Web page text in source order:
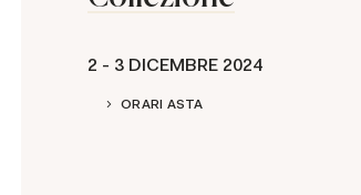
2 - 3 DICEMBRE 2024
ORARI ASTA